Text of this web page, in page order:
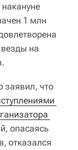
1 млн
на
заявил, что
опасаясь
отказался